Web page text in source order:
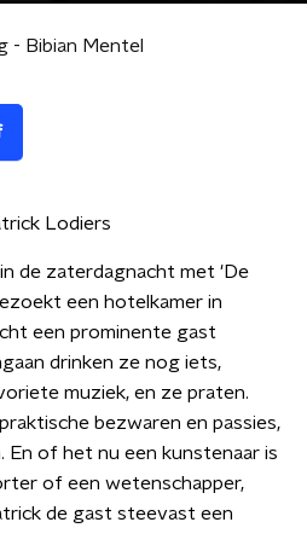
- Bibian Mentel
Lodiers
de zaterdagnacht met 'De
een hotelkamer in
een prominente gast
drinken ze nog iets,
muziek, en ze praten.
bezwaren en passies,
of het nu een kunstenaar is
of een wetenschapper,
de gast steevast een